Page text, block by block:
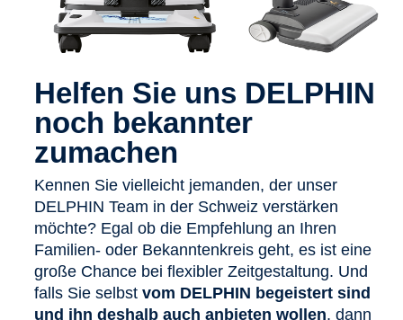
Helfen Sie uns DELPHIN
noch bekannter
zumachen
Kennen Sie vielleicht jemanden, der unser
DELPHIN Team in der Schweiz verstärken
möchte? Egal ob die Empfehlung an Ihren
Familien- oder Bekanntenkreis geht, es ist eine
große Chance bei flexibler Zeitgestaltung. Und
falls Sie selbst vom DELPHIN begeistert sind
und ihn deshalb auch anbieten wollen, dann